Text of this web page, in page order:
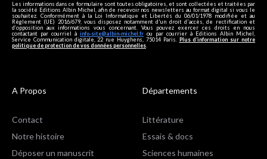
Les informations dans ce formulaire sont toutes obligatoires, et sont collectées et traitées par
la société Editions Albin Michel, afin de recevoir nos newsletters au format digital si vous le
souhaitez. Conformément à la Loi Informatique et Libertés du 06/01/1978 modifiée et au
Règlement (UE) 2016/679, vous disposez notamment d'un droit d'accès, de rectification et
d’opposition aux informations vous concernant. Vous pouvez exercer ces droits en nous
contactant par courriel à info-site@albin-michel.fr ou par courrier à Editions Albin Michel,
Service Communication digitale, 22 rue Huyghens, 75014 Paris. Plus d’information sur notre
politique de protection de vos données personnelles
A Propos
Contact
Notre histoire
Déposer un manuscrit
Départements
Littérature
Essais & docs
Sciences humaines